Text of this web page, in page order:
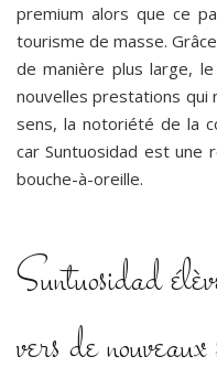
premium alors que ce
tourisme de masse.
de manière plus large,
nouvelles prestations qui
sens, la notoriété de la
car Suntuosidad est une
bouche-à-oreille.
Suntuosidad
vers de nouveaux